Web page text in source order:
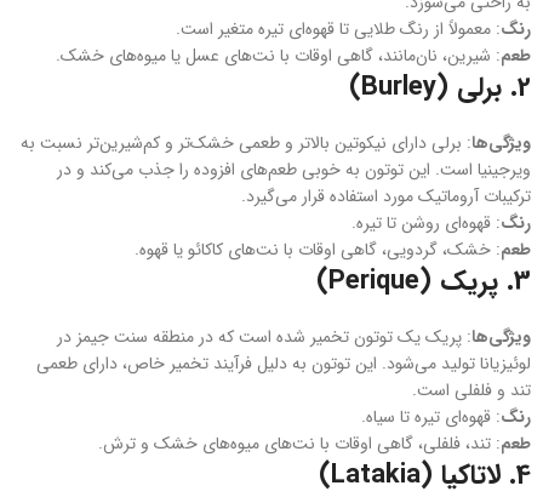
رنگ: معمولاً از رنگ طلایی تا قهوه‌ای تیره متغیر است.
طعم: شیرین، نان‌مانند، گاهی اوقات با نت‌های عسل یا میوه‌های خشک.
2. برلی (Burley)
ویژگی‌ها: برلی دارای نیکوتین بالاتر و طعمی خشک‌تر و کم‌شیرین‌تر نسبت به
ویرجینیا است. این توتون به خوبی طعم‌های افزوده را جذب می‌کند و در
ترکیبات آروماتیک مورد استفاده قرار می‌گیرد.
رنگ: قهوه‌ای روشن تا تیره.
طعم: خشک، گردویی، گاهی اوقات با نت‌های کاکائو یا قهوه.
3. پریک (Perique)
ویژگی‌ها: پریک یک توتون تخمیر شده است که در منطقه سنت جیمز در
لوئیزیانا تولید می‌شود. این توتون به دلیل فرآیند تخمیر خاص، دارای طعمی
تند و فلفلی است.
رنگ: قهوه‌ای تیره تا سیاه.
طعم: تند، فلفلی، گاهی اوقات با نت‌های میوه‌های خشک و ترش.
4. لاتاکیا (Latakia)